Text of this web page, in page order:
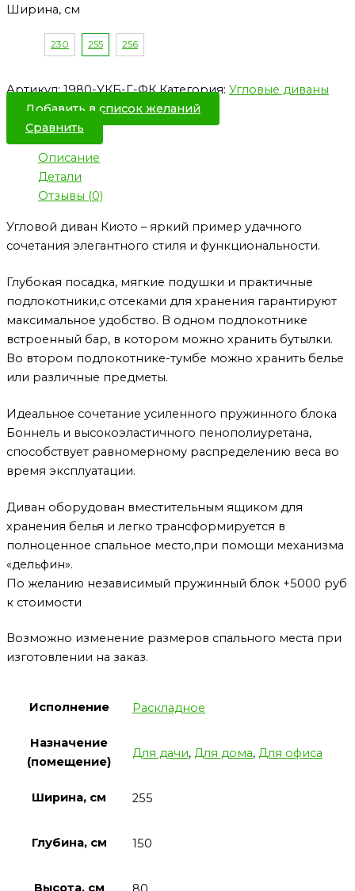
Ширина, см
230 255 256
Артикул:1980-УКБ-Г-ФК Категория: Угловые диваны
Добавить в список желаний
Сравнить
Описание
Детали
Отзывы (0)
Угловой диван Киото – яркий пример удачного
сочетания элегантного стиля и функциональности.
Глубокая посадка, мягкие подушки и практичные
подлокотники,с отсеками для хранения гарантируют
максимальное удобство. В одном подлокотнике
встроенный бар, в котором можно хранить бутылки.
Во втором подлокотнике-тумбе можно хранить белье
или различные предметы.
Идеальное сочетание усиленного пружинного блока
Боннель и высокоэластичного пенополиуретана,
способствует равномерному распределению веса во
время эксплуатации.
Диван оборудован вместительным ящиком для
хранения белья и легко трансформируется в
полноценное спальное место,при помощи механизма
«дельфин».
По желанию независимый пружинный блок +5000 руб
к стоимости
Возможно изменение размеров спального места при
изготовлении на заказ.
Исполнение Раскладное
Назначение
(помещение)
Для дачи, Для дома, Для офиса
Ширина, см 255
Глубина, см 150
Высота, см